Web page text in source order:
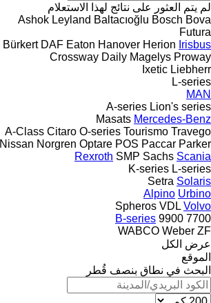
لم يتم العثور على نتائج لهذا الاستعلام
Ashok Leyland Baltacıoğlu Bosch Bova
Futura
Bürkert DAF Eaton Hanover Herion Irisbus
Crossway Daily Magelys Proway
Ixetic Liebherr
L-series
MAN
A-series Lion's series
Masats Mercedes-Benz
A-Class Citaro O-series Tourismo Travego
Nissan Norgren Optare POS Paccar Parker
Rexroth SMP Sachs Scania
K-series L-series
Setra Solaris
Alpino Urbino
Spheros VDL Volvo
7700
9900
B-series
WABCO Weber ZF
عرض الكل
الموقع
البحث في نطاق بنصف قُطر